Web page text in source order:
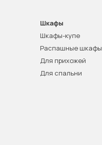
Шкафы
Шкафы-купе
Распашные шкафы
Для прихожей
Для спальни